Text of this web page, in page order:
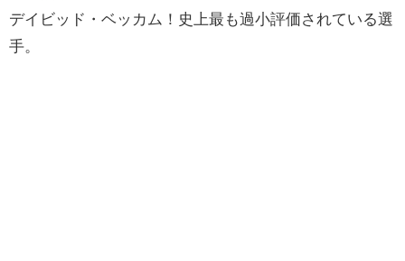
デイビッド・ベッカム！史上最も過小評価されている選
手。